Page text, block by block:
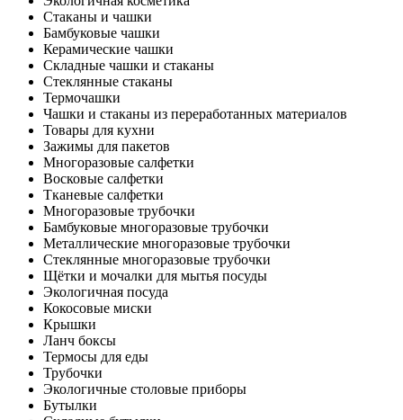
Стаканы и чашки
Бамбуковые чашки
Керамические чашки
Складные чашки и стаканы
Стеклянные стаканы
Термочашки
Чашки и стаканы из переработанных материалов
Товары для кухни
Зажимы для пакетов
Многоразовые салфетки
Восковые салфетки
Тканевые салфетки
Многоразовые трубочки
Бамбуковые многоразовые трубочки
Металлические многоразовые трубочки
Стеклянные многоразовые трубочки
Щётки и мочалки для мытья посуды
Экологичная посуда
Кокосовые миски
Крышки
Ланч боксы
Термосы для еды
Трубочки
Экологичные столовые приборы
Бутылки